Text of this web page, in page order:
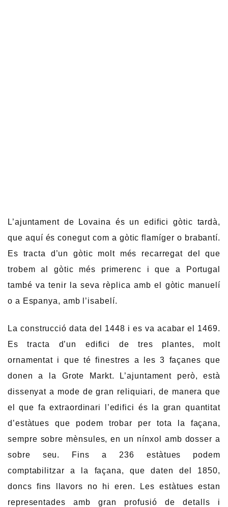
L’ajuntament de Lovaina és un edifici gòtic tardà,
que aquí és conegut com a gòtic flamíger o brabantí.
Es tracta d’un gòtic molt més recarregat del que
trobem al gòtic més primerenc i que a Portugal
també va tenir la seva rèplica amb el gòtic manuelí
o a Espanya, amb l’isabelí.
La construcció data del 1448 i es va acabar el 1469.
Es tracta d’un edifici de tres plantes, molt
ornamentat i que té finestres a les 3 façanes que
donen a la Grote Markt. L’ajuntament però, està
dissenyat a mode de gran reliquiari, de manera que
el que fa extraordinari l’edifici és la gran quantitat
d’estàtues que podem trobar per tota la façana,
sempre sobre mènsules, en un nínxol amb dosser a
sobre seu. Fins a 236 estàtues podem
comptabilitzar a la façana, que daten del 1850,
doncs fins llavors no hi eren. Les estàtues estan
representades amb gran profusió de detalls i